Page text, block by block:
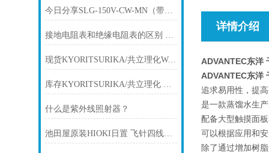
今日分享SLG-150V-CW-MN（带MO的接头）REVOX莱宝克斯光纤照明器
接地电阻表和绝缘电阻表的区别 池田屋
现货KYORITSURIKA/共立理化WAK-Fe(D)铁离子低浓度简易水质测试包
库存KYORITSURIKA/共立理化 WAK-PO4磷酸盐水质测试包
什么是紫外线照射器？
池田屋原装HIOKI日置 飞针四线探针CP1072-12产品技术参数
详情介绍
ADVANTEC东洋
ADVANTEC东洋
追求易用性，提
是一款蒸馏水生
配备大型触摸面
可以根据应用和
除了通过增加树